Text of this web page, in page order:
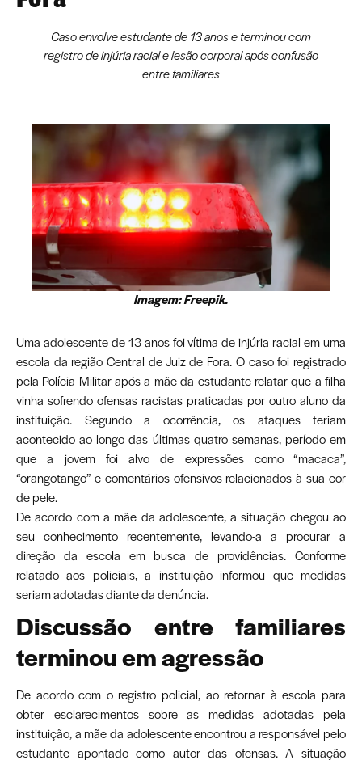
Caso envolve estudante de 13 anos e terminou com
registro de injúria racial e lesão corporal após confusão
entre familiares
Imagem: Freepik.
Uma adolescente de 13 anos foi vítima de injúria racial em uma
escola da região Central de Juiz de Fora. O caso foi registrado
pela Polícia Militar após a mãe da estudante relatar que a filha
vinha sofrendo ofensas racistas praticadas por outro aluno da
instituição. Segundo a ocorrência, os ataques teriam
acontecido ao longo das últimas quatro semanas, período em
que a jovem foi alvo de expressões como “macaca”,
“orangotango” e comentários ofensivos relacionados à sua cor
de pele.
De acordo com a mãe da adolescente, a situação chegou ao
seu conhecimento recentemente, levando-a a procurar a
direção da escola em busca de providências. Conforme
relatado aos policiais, a instituição informou que medidas
seriam adotadas diante da denúncia.
Discussão entre familiares
terminou em agressão
De acordo com o registro policial, ao retornar à escola para
obter esclarecimentos sobre as medidas adotadas pela
instituição, a mãe da adolescente encontrou a responsável pelo
estudante apontado como autor das ofensas. A situação